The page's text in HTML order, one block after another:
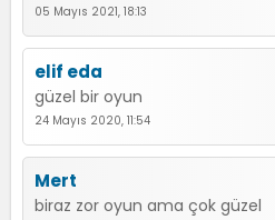
05 Mayıs 2021, 18:13
elif eda
güzel bir oyun
24 Mayıs 2020, 11:54
Mert
biraz zor oyun ama çok güzel